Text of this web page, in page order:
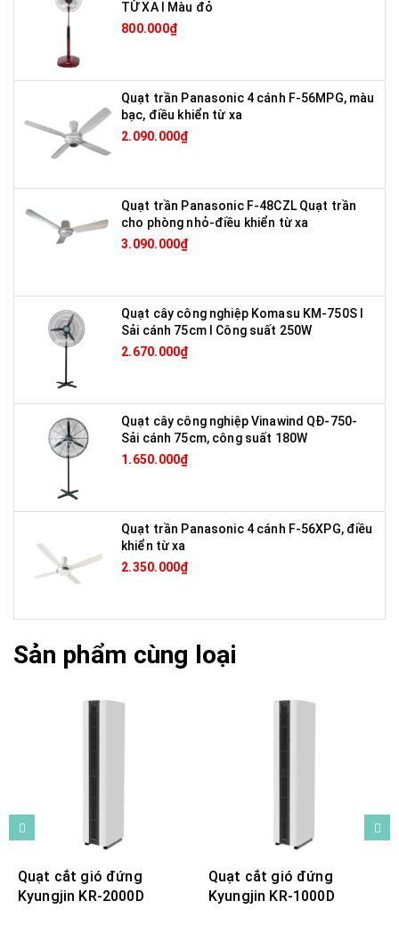
TỪ XA I Màu đỏ
800.000₫
Quạt trần Panasonic 4 cánh F-56MPG, màu
bạc, điều khiển từ xa
2.090.000₫
Quạt trần Panasonic F-48CZL Quạt trần
cho phòng nhỏ-điều khiển từ xa
3.090.000₫
Quạt cây công nghiệp Komasu KM-750S I
Sải cánh 75cm I Công suất 250W
2.670.000₫
Quạt cây công nghiệp Vinawind QĐ-750-
Sải cánh 75cm, công suất 180W
1.650.000₫
Quạt trần Panasonic 4 cánh F-56XPG, điều
khiển từ xa
2.350.000₫
Sản phẩm cùng loại
Quạt cắt gió đứng
Kyungjin KR-2000D
Quạt cắt gió đứng
Kyungjin KR-1000D